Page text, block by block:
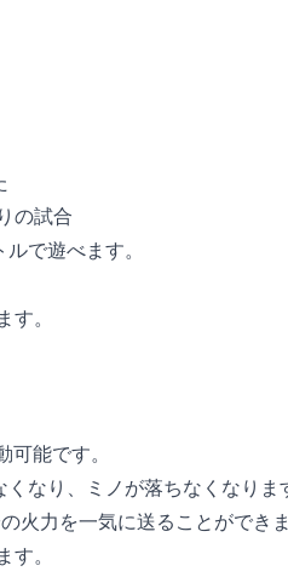
の試合
で遊べます。
す。
能です。
なり、ミノが落ちなくなり
火力を一気に送ることができ
す。